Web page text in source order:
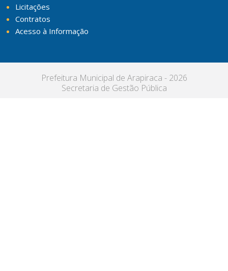
Licitações
Contratos
Acesso à Informação
Prefeitura Municipal de Arapiraca - 2026
Secretaria de Gestão Pública